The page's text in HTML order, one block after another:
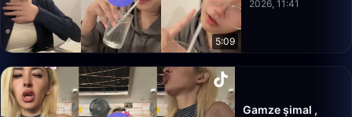
5:09
2026, 11:41
Gamze şimal ,